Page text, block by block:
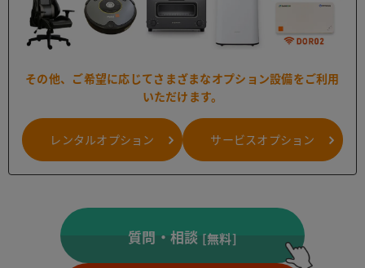
その他、ご希望に応じてさまざまなオプション設備をご利用
いただけます。
レンタルオプション サービスオプション
質問・相談 [無料]